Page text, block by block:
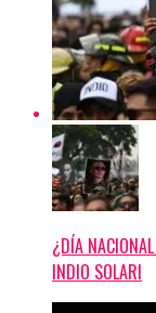
¿DÍA
INDIO SOLARI